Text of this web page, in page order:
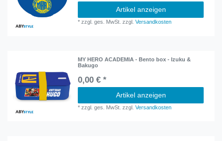
Artikel anzeigen
*zzgl. ges. MwSt. zzgl.Versandkosten
MY HERO ACADEMIA - Bento box - Izuku &
Bakugo
0,00 € *
Artikel anzeigen
*zzgl. ges. MwSt. zzgl.Versandkosten